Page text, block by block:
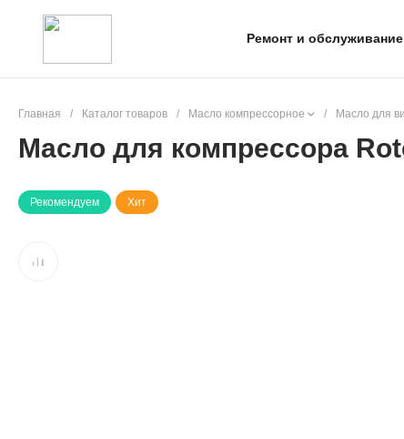
Ремонт и обслуживание
Главная / Каталог товаров / Масло компрессорное / Масло для
Масло для компрессора
Рекомендуем Хит